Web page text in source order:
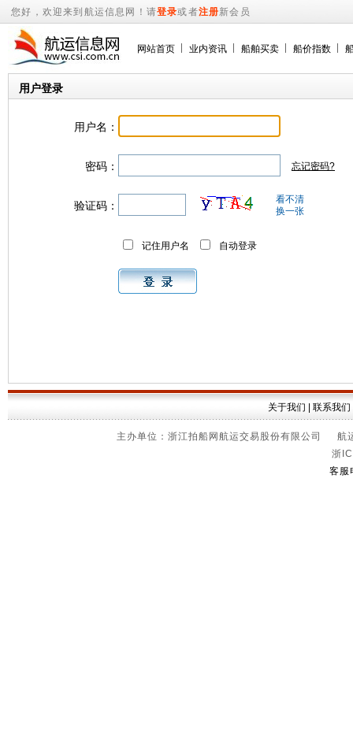
您好，欢迎来到航运信息网！请登录或者注册新会员
网站首页 业内资讯 船舶买卖 船价指数
用户登录
用户名：
密码： 忘记密码?
验证码：
看不清
换一张
记住用户名 自动登录
关于我们 联系我们
主办单位：浙江拍船网航运交易股份有限公司
浙
客服